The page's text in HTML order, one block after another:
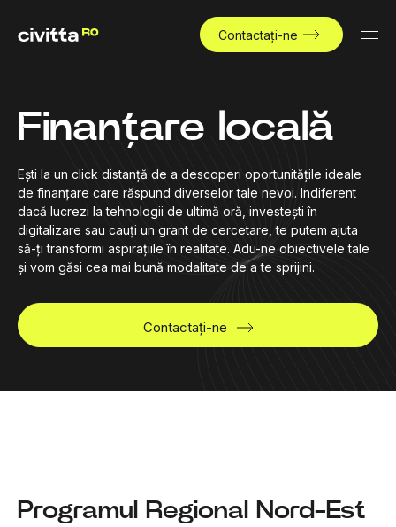
Contactați-ne
Finanțare locală
Ești la un click distanță de a descoperi oportunitățile ideale
de finanțare care răspund diverselor tale nevoi. Indiferent
dacă lucrezi la tehnologii de ultimă oră, investești în
digitalizare sau cauți un grant de cercetare, te putem ajuta
să-ți transformi aspirațiile în realitate. Adu-ne obiectivele tale
și vom găsi cea mai bună modalitate de a te sprijini.
Contactați-ne
Programul Regional Nord-Est